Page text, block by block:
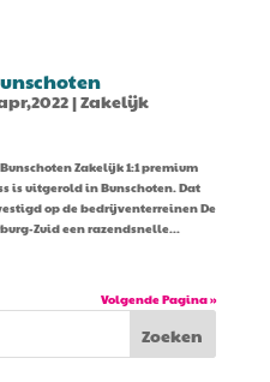
|Zakelijk
Zakelijk 1:1 premium
is uitgerold in Bunschoten. Dat
op de bedrijventerreinen De
Zuid een razendsnelle...
Volgende Pagina »